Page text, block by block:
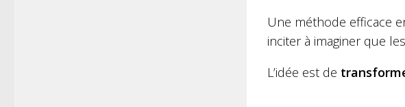
Une méthode efficace
inciter à imaginer que
L’idée est de